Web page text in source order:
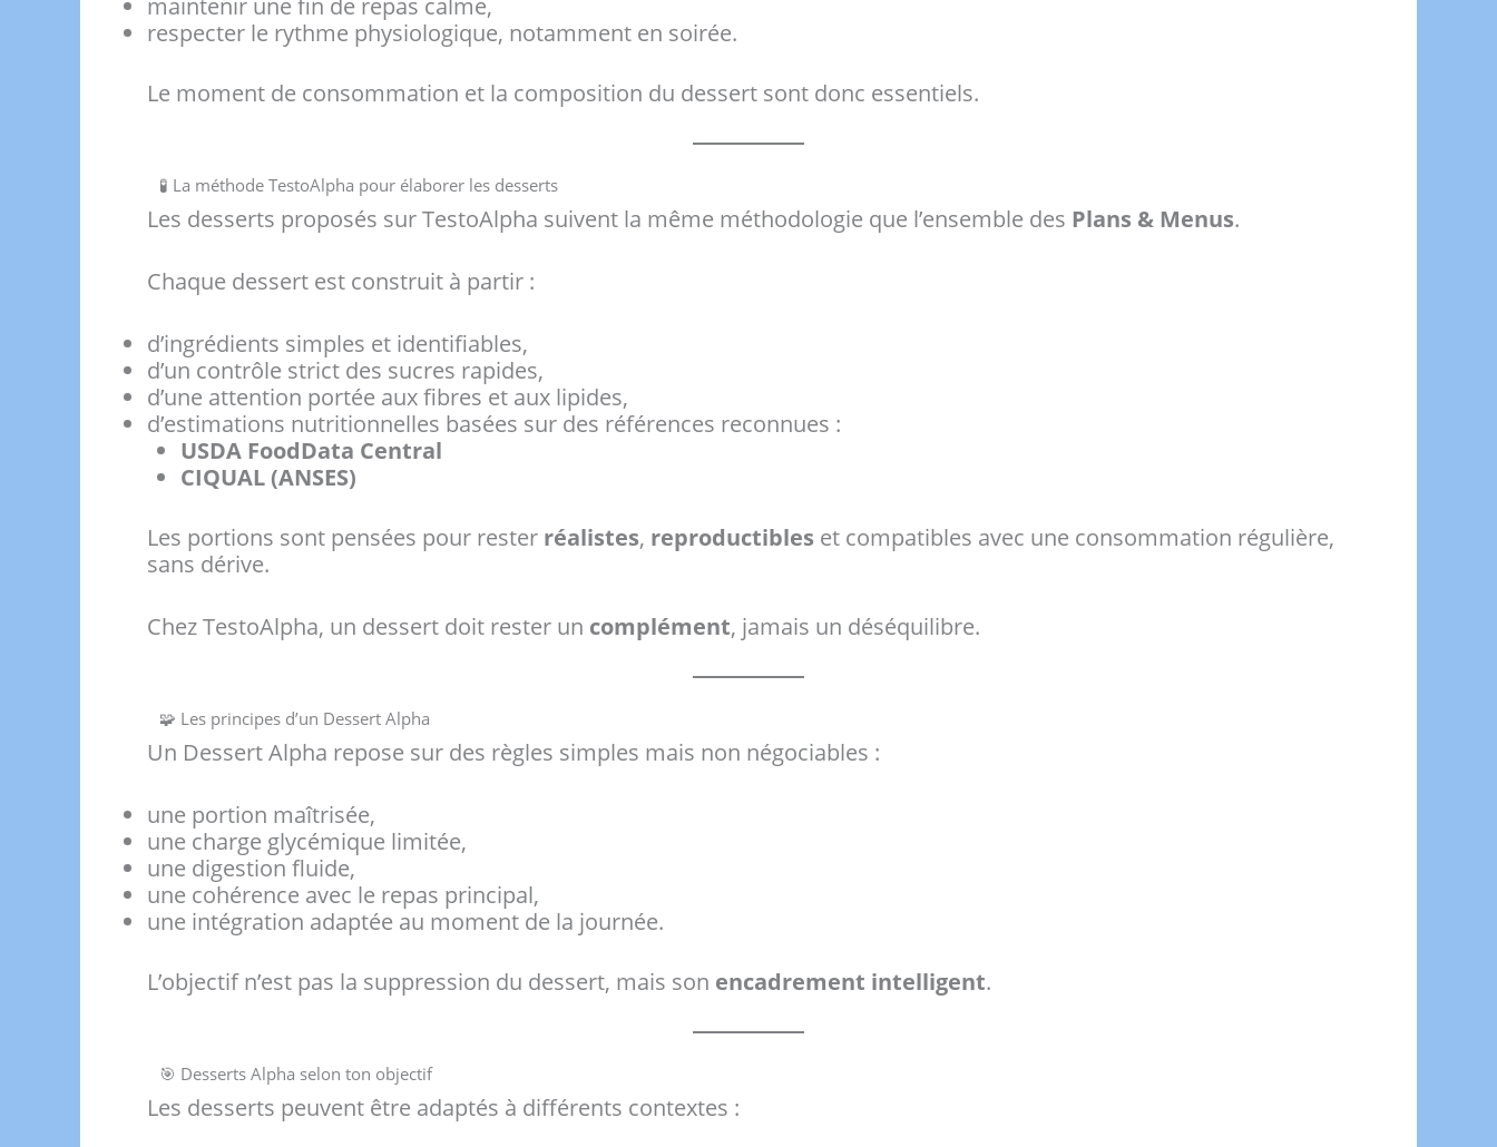
respecter le rythme physiologique, notamment en soirée.
Le moment de consommation et la composition du dessert sont donc essentiels.
🧪 La méthode TestoAlpha pour élaborer les desserts
Les desserts proposés sur TestoAlpha suivent la même méthodologie que l’ensemble des Plans & Menus.
Chaque dessert est construit à partir :
d’ingrédients simples et identifiables,
d’un contrôle strict des sucres rapides,
d’une attention portée aux fibres et aux lipides,
d’estimations nutritionnelles basées sur des références reconnues :
USDA FoodData Central
CIQUAL (ANSES)
Les portions sont pensées pour rester réalistes, reproductibles et compatibles avec une consommation régulière,
sans dérive.
Chez TestoAlpha, un dessert doit rester un complément, jamais un déséquilibre.
🧩 Les principes d’un Dessert Alpha
Un Dessert Alpha repose sur des règles simples mais non négociables :
une portion maîtrisée,
une charge glycémique limitée,
une digestion fluide,
une cohérence avec le repas principal,
une intégration adaptée au moment de la journée.
L’objectif n’est pas la suppression du dessert, mais son encadrement intelligent.
🎯 Desserts Alpha selon ton objectif
Les desserts peuvent être adaptés à différents contextes :